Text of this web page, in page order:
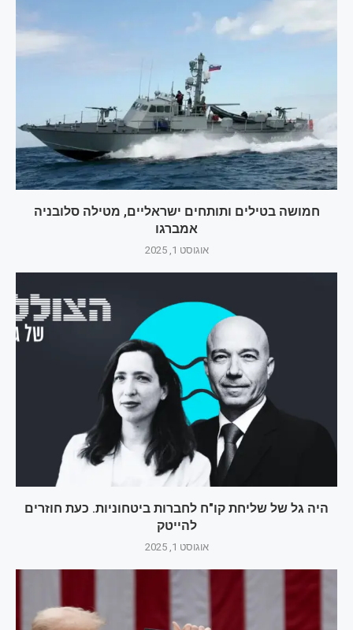
חמושה בטילים ותותחים ישראליים, מטילה סלובניה
אמברגו
אוגוסט 1, 2025
היה גל של שליחת קו"ח לחברות ביטחוניות. כעת חוזרים
להייטק
אוגוסט 1, 2025